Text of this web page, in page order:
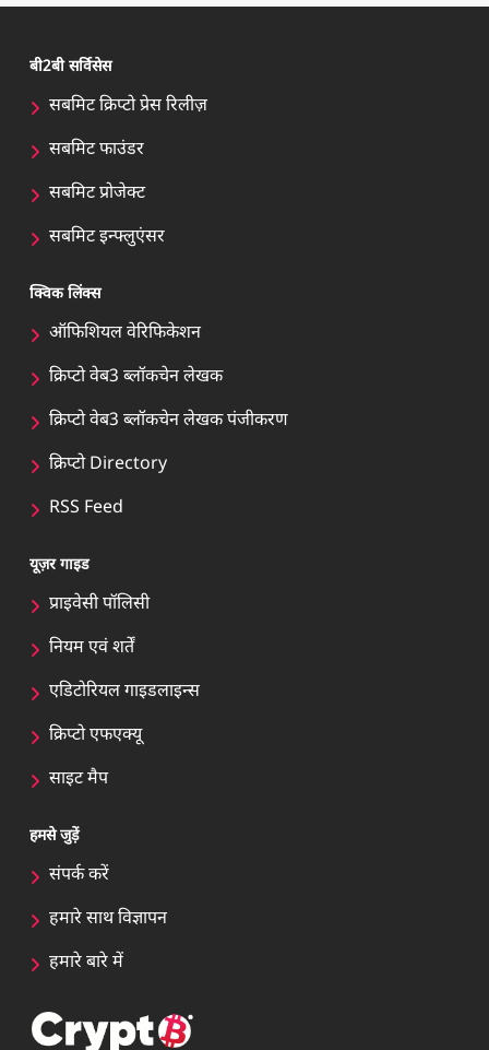
बी2बी सर्विसेस
सबमिट क्रिप्टो प्रेस रिलीज़
सबमिट फाउंडर
सबमिट प्रोजेक्ट
सबमिट इन्फ्लुएंसर
क्विक लिंक्स
ऑफिशियल वेरिफिकेशन
क्रिप्टो वेब3 ब्लॉकचेन लेखक
क्रिप्टो वेब3 ब्लॉकचेन लेखक पंजीकरण
क्रिप्टो Directory
RSS Feed
यूज़र गाइड
प्राइवेसी पॉलिसी
नियम एवं शर्तें
एडिटोरियल गाइडलाइन्स
क्रिप्टो एफएक्यू
साइट मैप
हमसे जुड़ें
संपर्क करें
हमारे साथ विज्ञापन
हमारे बारे में